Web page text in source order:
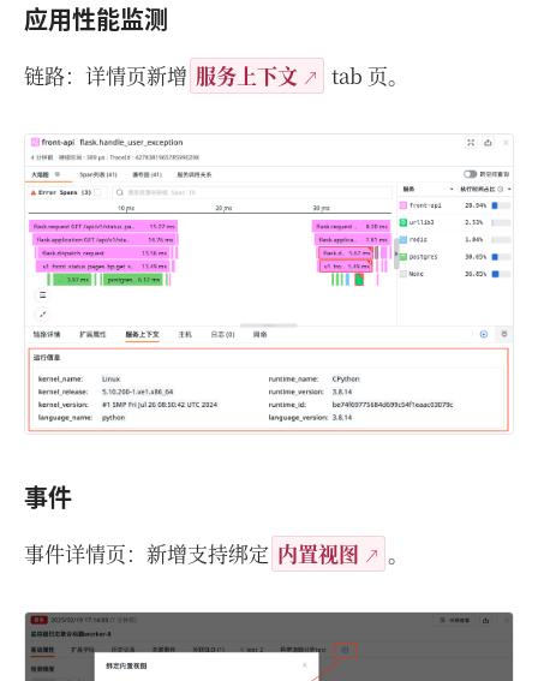
应用性能监测
链路：详情页新增 服务上下文 tab 页。
事件
事件详情页：新增支持绑定 内置视图 。